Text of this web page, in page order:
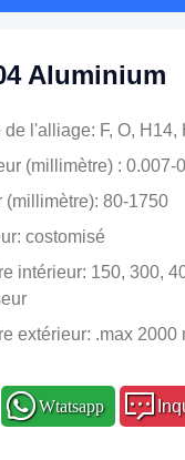
Aluminium
de l'alliage: F, O,
(millimètre) : 0.007-
(millimètre): 80-1750
costomisé
intérieur: 150, 300,
extérieur: .max 2000
Wtatsapp